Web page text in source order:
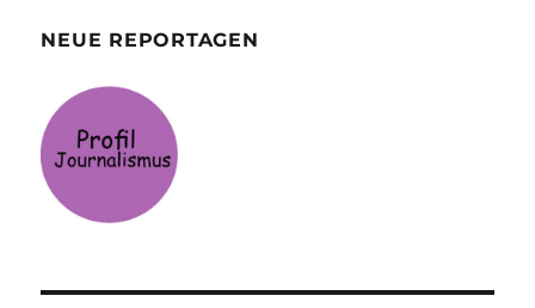
NEUE REPORTAGEN